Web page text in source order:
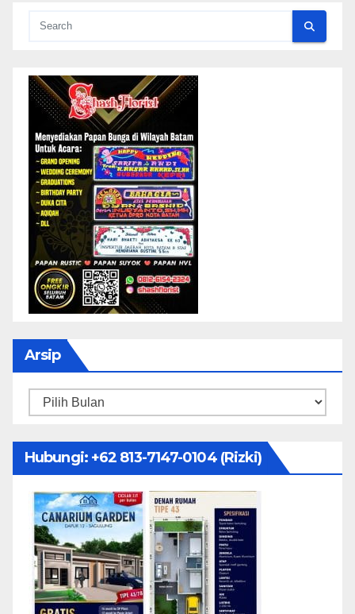
Arsip
Arsip
Hubungi: ‪+62 813-7147-0104‬ (Rizki)